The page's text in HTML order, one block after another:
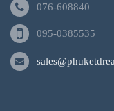
076-608840
095-0385535